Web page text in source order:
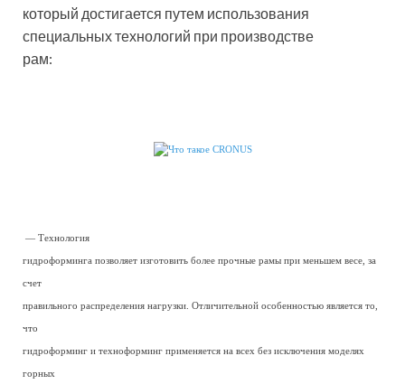
который достигается путем использования
специальных технологий при производстве
рам:
— Технология
гидроформинга позволяет изготовить более прочные рамы при меньшем весе, за
счет
правильного распределения нагрузки. Отличительной особенностью является то,
что
гидроформинг и техноформинг применяется на всех без исключения моделях
горных